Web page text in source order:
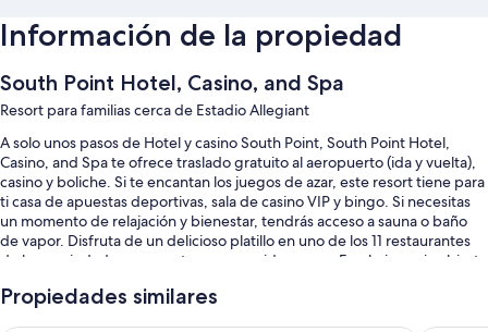
Información de la propiedad
South Point Hotel, Casino, and Spa
Resort para familias cerca de Estadio Allegiant
A solo unos pasos de Hotel y casino South Point, South Point Hotel,
Casino, and Spa te ofrece traslado gratuito al aeropuerto (ida y vuelta),
casino y boliche. Si te encantan los juegos de azar, este resort tiene para
ti casa de apuestas deportivas, sala de casino VIP y bingo. Si necesitas
un momento de relajación y bienestar, tendrás acceso a sauna o baño
de vapor. Disfruta de un delicioso platillo en uno de los 11 restaurantes
de la propiedad, que cuentan con comida y cena. En el gimnasio abierto
además bar junto a la alberca, conciertos o espectáculos en vivo y 2
Propiedades similares